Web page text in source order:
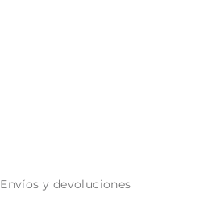
Envíos y devoluciones